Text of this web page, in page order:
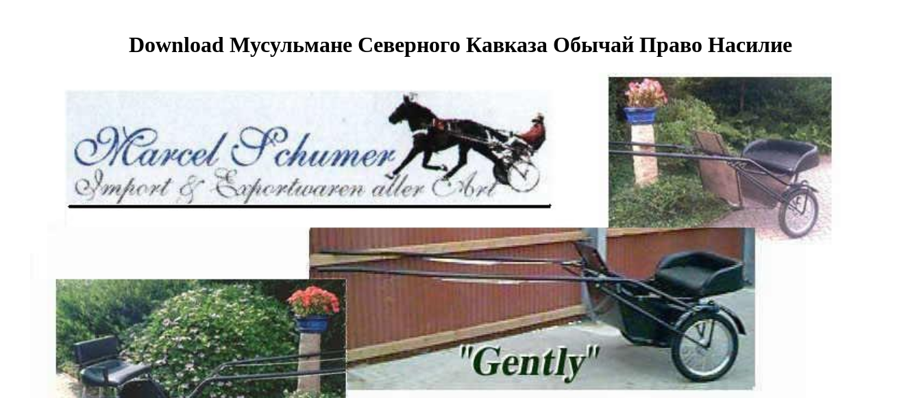
Download Мусульмане Северного Кавказа Обычай Право Насилие